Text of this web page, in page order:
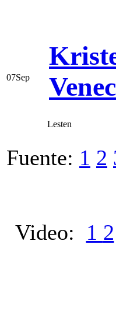
07Sep
Lesten
Fuente: 1 2
Video: 1 2